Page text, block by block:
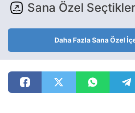
Sana Özel
Daha Fazla Sana Özel